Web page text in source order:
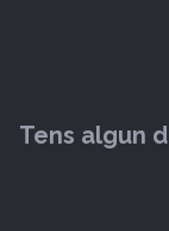
Tens algun